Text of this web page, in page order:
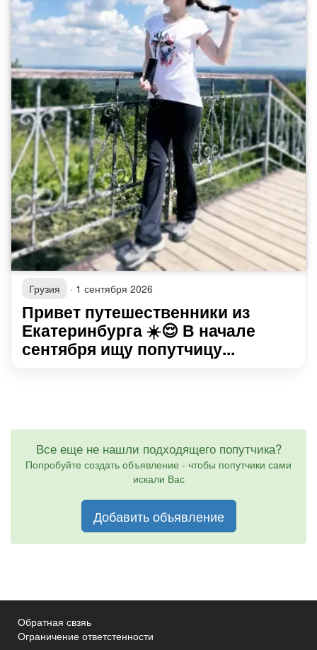
Грузия · 1 сентября 2026
Привет путешественники из
Екатеринбурга ☀️😌 В начале
сентября ищу попутчицу...
Все еще не нашли подходящего попутчика?
Попробуйте создать объявление - чтобы попутчики сами
искали Вас
Добавить объявление
Обратная свзяь
Ограничение ответстенности